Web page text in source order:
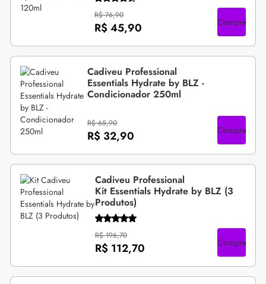
R$ 76,90
R$ 45,90 Compre
Cadiveu Professional
Essentials Hydrate by BLZ -
Condicionador 250ml
R$ 65,90
R$ 32,90 Compre
Cadiveu Professional
Kit Essentials Hydrate by BLZ (3
Produtos)
R$ 196,70
R$ 112,70 Compre